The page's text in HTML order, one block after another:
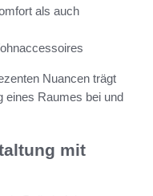
als auch
Nuancen trägt
eines Raumes bei und
mit